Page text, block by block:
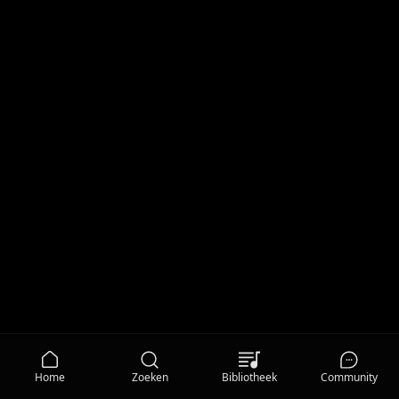
Home Zoeken Bibliotheek Community